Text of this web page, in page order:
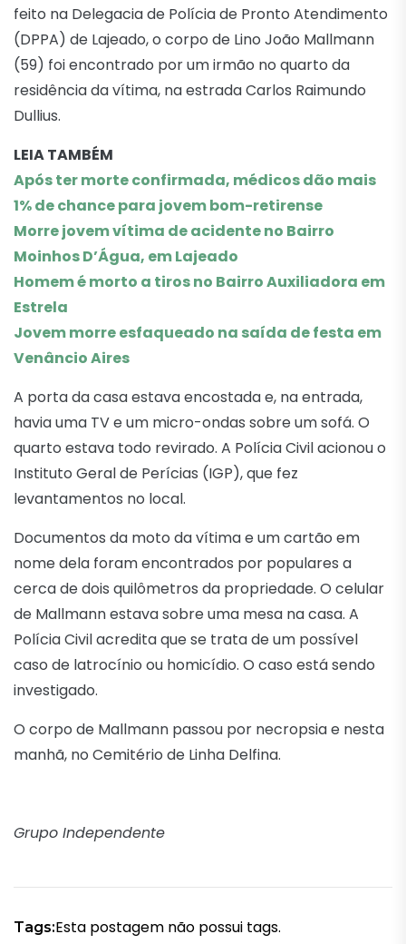
feito na Delegacia de Polícia de Pronto Atendimento
(DPPA) de Lajeado, o corpo de Lino João Mallmann
(59) foi encontrado por um irmão no quarto da
residência da vítima, na estrada Carlos Raimundo
Dullius.
LEIA TAMBÉM
Após ter morte confirmada, médicos dão mais
1% de chance para jovem bom-retirense
Morre jovem vítima de acidente no Bairro
Moinhos D’Água, em Lajeado
Homem é morto a tiros no Bairro Auxiliadora em
Estrela
Jovem morre esfaqueado na saída de festa em
Venâncio Aires
A porta da casa estava encostada e, na entrada,
havia uma TV e um micro-ondas sobre um sofá. O
quarto estava todo revirado. A Polícia Civil acionou o
Instituto Geral de Perícias (IGP), que fez
levantamentos no local.
Documentos da moto da vítima e um cartão em
nome dela foram encontrados por populares a
cerca de dois quilômetros da propriedade. O celular
de Mallmann estava sobre uma mesa na casa. A
Polícia Civil acredita que se trata de um possível
caso de latrocínio ou homicídio. O caso está sendo
investigado.
O corpo de Mallmann passou por necropsia e nesta
manhã, no Cemitério de Linha Delfina.
Grupo Independente
Tags:Esta postagem não possui tags.